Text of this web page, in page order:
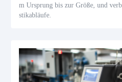
m Ursprung bis zur Größe, und
stikabläufe.